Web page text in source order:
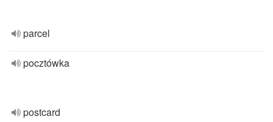
parcel
pocztówka
postcard